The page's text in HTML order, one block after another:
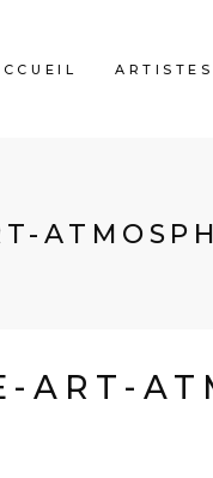
ARTISTES
ART-